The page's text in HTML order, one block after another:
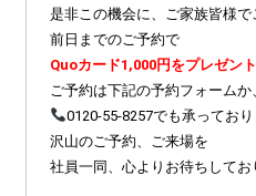
是非この機会に、ご家族皆様で
前日までのご予約で
Quoカード1,000円をプレゼン
ご予約は下記の予約フォームか
0120-55-8257でも承っており
沢山のご予約、ご来場を
社員一同、心よりお待ちしてお